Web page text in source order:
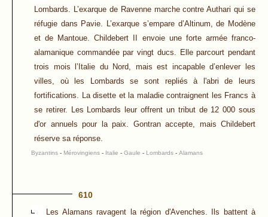
Lombards. L’exarque de Ravenne marche contre Authari qui se
réfugie dans Pavie. L’exarque s’empare d’Altinum, de Modène
et de Mantoue. Childebert II envoie une forte armée franco-
alamanique commandée par vingt ducs. Elle parcourt pendant
trois mois l’Italie du Nord, mais est incapable d’enlever les
villes, où les Lombards se sont repliés à l'abri de leurs
fortifications. La disette et la maladie contraignent les Francs à
se retirer. Les Lombards leur offrent un tribut de 12 000 sous
d'or annuels pour la paix. Gontran accepte, mais Childebert
réserve sa réponse.
Byzantins - Mérovingiens - Italie - Gaule - Lombards - Alamans
610
Les Alamans ravagent la région d'Avenches. Ils battent à